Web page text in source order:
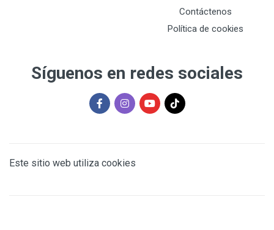
Contáctenos
Política de cookies
Síguenos en redes sociales
Este sitio web utiliza cookies